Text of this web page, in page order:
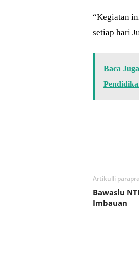
“Kegiatan
setiap hari
Baca
Artikulli
Bawaslu
Imbauan